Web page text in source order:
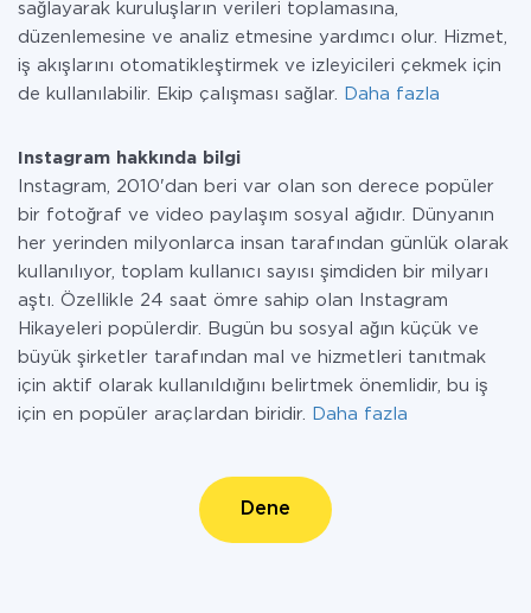
sağlayarak kuruluşların verileri toplamasına,
düzenlemesine ve analiz etmesine yardımcı olur. Hizmet,
iş akışlarını otomatikleştirmek ve izleyicileri çekmek için
de kullanılabilir. Ekip çalışması sağlar.
Daha fazla
Instagram hakkında bilgi
Instagram, 2010'dan beri var olan son derece popüler
bir fotoğraf ve video paylaşım sosyal ağıdır. Dünyanın
her yerinden milyonlarca insan tarafından günlük olarak
kullanılıyor, toplam kullanıcı sayısı şimdiden bir milyarı
aştı. Özellikle 24 saat ömre sahip olan Instagram
Hikayeleri popülerdir. Bugün bu sosyal ağın küçük ve
büyük şirketler tarafından mal ve hizmetleri tanıtmak
için aktif olarak kullanıldığını belirtmek önemlidir, bu iş
için en popüler araçlardan biridir.
Daha fazla
Dene